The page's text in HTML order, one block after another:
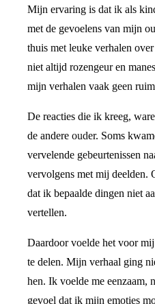
Mijn ervaring is dat ik als
met de gevoelens van mijn
thuis met leuke verhalen
niet altijd rozengeur en
mijn verhalen vaak geen
De reacties die ik kreeg,
de andere ouder. Soms
vervelende gebeurtenissen
vervolgens met mij deelden.
dat ik bepaalde dingen niet
vertellen.
Daardoor voelde het voor
te delen. Mijn verhaal ging
hen. Ik voelde me eenzaam,
gevoel dat ik mijn emoties